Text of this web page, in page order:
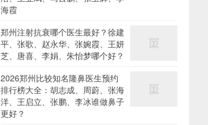
海霞
郑州注射抗衰哪个医生最好？徐建
平、张歌、赵永华、张婉霞、王妍
芝、唐喜、李娟、朱怡梦哪个好？
2026郑州比较知名隆鼻医生预约
排行榜大全：胡志成、周蔚、张海
洋、王启立、张鹏、李冰谁做鼻子
更好？